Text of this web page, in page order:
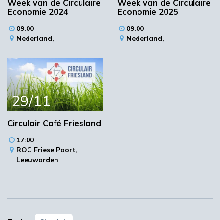
Herman Bavinck (HCH)
17-01-2018 Pauze
17-01-2018 18:45
Internationaal Circulair
Ondernemen: Noord- &
West-Europa / Centraal-
& Oost-Europa /
17-01-2018
Week van de Circulaire
Economie 2024
09:00
Nederland,
Week van de Circulaire
Economie 2025
09:00
Nederland,
29/11
Circulair Café Friesland
17:00
ROC Friese Poort,
Leeuwarden